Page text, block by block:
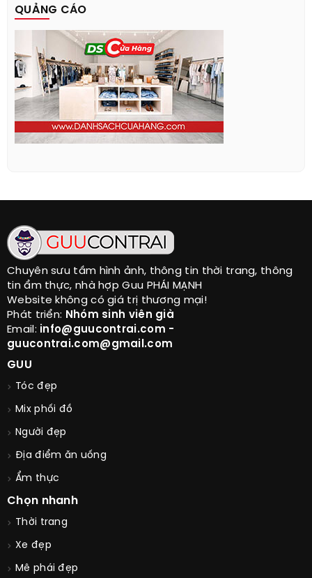
QUẢNG CÁO
Chuyên sưu tầm hình ảnh, thông tin thời trang, thông
tin ẩm thực, nhà hợp Guu PHÁI MẠNH
Website không có giá trị thương mại!
Phát triển: Nhóm sinh viên già
Email: info@guucontrai.com -
guucontrai.com@gmail.com
GUU
Tóc đẹp
Mix phối đồ
Người đẹp
Địa điểm ăn uống
Ẩm thực
Chọn nhanh
Thời trang
Xe đẹp
Mê phái đẹp